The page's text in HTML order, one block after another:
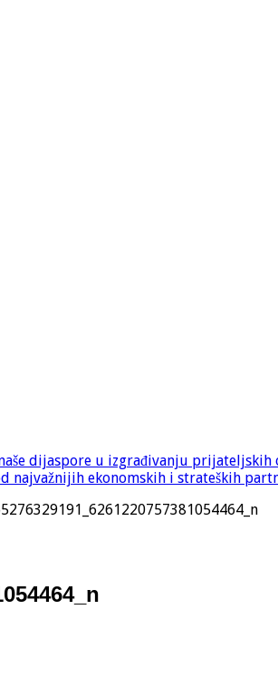
dijaspore u izgrađivanju
najvažnijih ekonomskih i strateških